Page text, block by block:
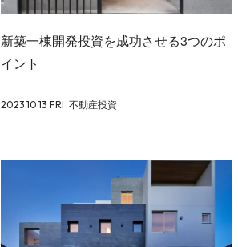
新築一棟開発投資を成功させる3つのポ
イント
2023.10.13 FRI 不動産投資